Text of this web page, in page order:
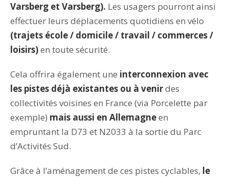
Varsberg et Varsberg). Les usagers pourront ainsi
effectuer leurs déplacements quotidiens en vélo
(trajets école / domicile / travail / commerces /
loisirs)en toute sécurité.
Cela offrira également une interconnexion avec
les pistes déjà existantes ou à venirdes
collectivités voisines en France (via Porcelette par
exemple) mais aussi en Allemagneen
empruntant la D73 et N2033 à la sortie du Parc
d’Activités Sud.
Grâce à l’aménagement de ces pistes cyclables, le